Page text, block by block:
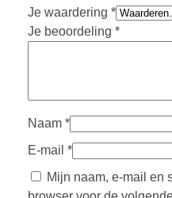
Je waardering *
Je beoordeling *
Naam *
E-mail *
Mijn naam, e-mail en